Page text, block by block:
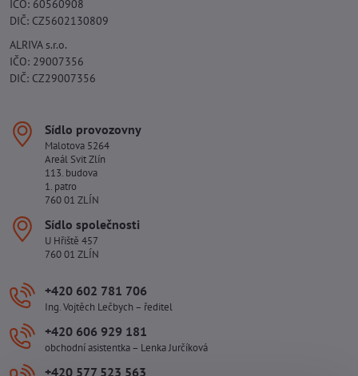
IČO: 60560908
DIČ: CZ5602130809
ALRIVA s.r.o.
IČO: 29007356
DIČ: CZ29007356
Sídlo provozovny
Malotova 5264
Areál Svit Zlín
113. budova
1. patro
760 01 ZLÍN
Sídlo společnosti
U Hřiště 457
760 01 ZLÍN
+420 602 781 706
Ing. Vojtěch Lečbych – ředitel
+420 606 929 181
obchodní asistentka – Lenka Jurčíková
+420 577 523 563